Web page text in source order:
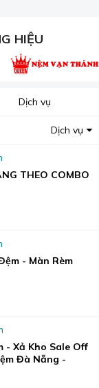
HIỆU
Dịch vụ
Dịch vụ
THEO COMBO
- Màn Rèm
- Xả Kho Sale Off
Đà Nẵng -